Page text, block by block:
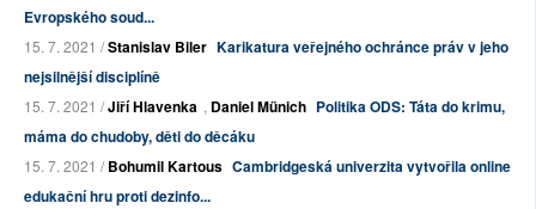
Evropského soud...
15. 7. 2021 /Stanislav Biler Karikatura veřejného ochránce práv v jeho
nejsilnější disciplíně
15. 7. 2021 /Jiří Hlavenka , Daniel Münich Politika ODS: Táta do krimu,
máma do chudoby, děti do děcáku
15. 7. 2021 /Bohumil Kartous Cambridgeská univerzita vytvořila online
edukační hru proti dezinfo...